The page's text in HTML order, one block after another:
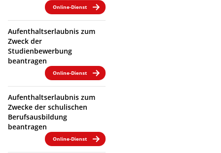
Online-Dienst
Aufenthaltserlaubnis zum
Zweck der
Studienbewerbung
beantragen
Online-Dienst
Aufenthaltserlaubnis zum
Zwecke der schulischen
Berufsausbildung
beantragen
Online-Dienst